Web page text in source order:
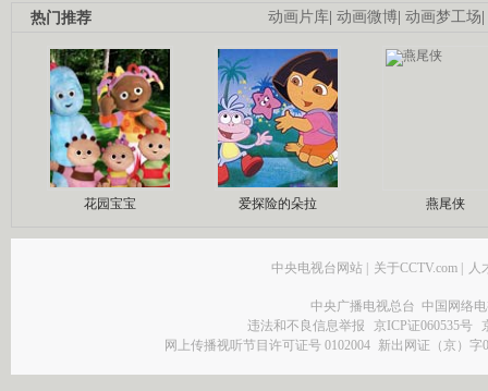
动画片库| 动画微博| 动画梦工场|
热门推荐
花园宝宝 爱探险的朵拉 燕尾侠
中央电视台网站 | 关于CCTV.com | 人
中央广播电视总台 中国网络
违法和不良信息举报
京ICP证060535号
网上传播视听节目许可证号 0102004 新出网证（京）